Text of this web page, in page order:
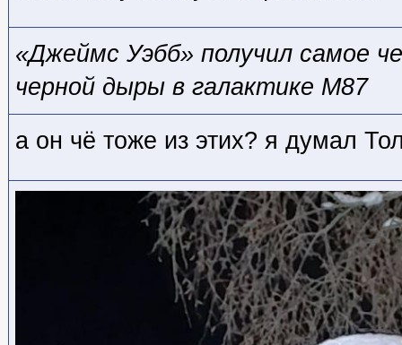
«Джеймс Уэбб» получил самое
черной дыры в галактике M87
а он чё тоже из этих? я думал